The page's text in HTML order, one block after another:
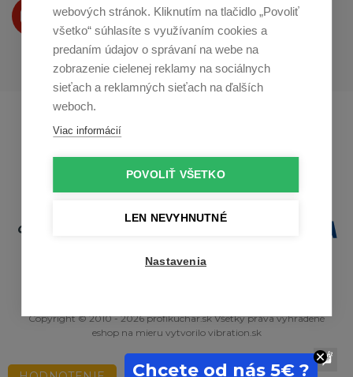
webových stránok. Kliknutím na tlačidlo „Povoliť
všetko“ súhlasíte s využívaním cookies a
predaním údajov o správaní na webe na
zobrazenie cielenej reklamy na sociálnych
sieťach a reklamných sieťach na ďalších
weboch.
Viac informácií
POVOLIŤ VŠETKO
LEN NEVYHNUTNÉ
Nastavenia
Produkty Vám predstavujeme
na Youtube
Profikuchař.cz
Copyright © 2010 - 2026 profikuchar.sk Všetky práva vyhradené
eshop na mieru vytvorilo vibration.sk
Chcete od nás 5€ ?